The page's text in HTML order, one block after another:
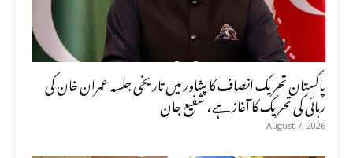
پاکستان تحریک انصاف کا پشاور میں تاریخی جلسہ عمران خان کی
رہائی کی تحریک کا آغاز ہے، شفیع جان
August 7, 2026